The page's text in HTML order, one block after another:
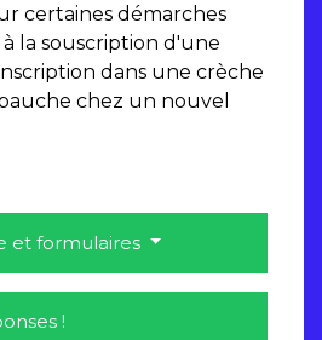
certaines démarches
la souscription d'une
dans une crèche
chez un nouvel
et formulaires
!